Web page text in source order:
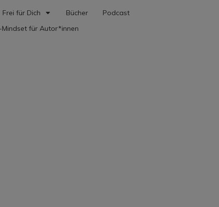
Frei für Dich Bücher
Podcast
für Autor*innen